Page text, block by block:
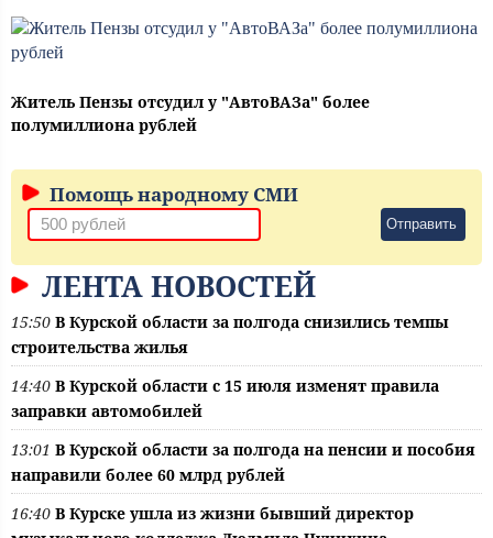
Житель Пензы отсудил у "АвтоВАЗа" более
полумиллиона рублей
Помощь народному СМИ
Отправить
ЛЕНТА НОВОСТЕЙ
15:50 В Курской области за полгода снизились темпы
строительства жилья
14:40 В Курской области с 15 июля изменят правила
заправки автомобилей
13:01 В Курской области за полгода на пенсии и пособия
направили более 60 млрд рублей
16:40 В Курске ушла из жизни бывший директор